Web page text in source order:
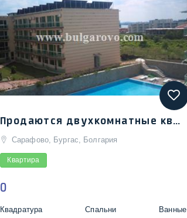
Продаются двухкомнатные квартиры в комплексе Сарафово Плаза | Resale apartments with one bedroom in Sarafovo Plaza complex
Сарафово, Бургас, Болгария
Квартира
0
Квадратура
Спальни
Ванные